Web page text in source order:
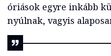
óriások egyre inkább
nyúlnak, vagyis